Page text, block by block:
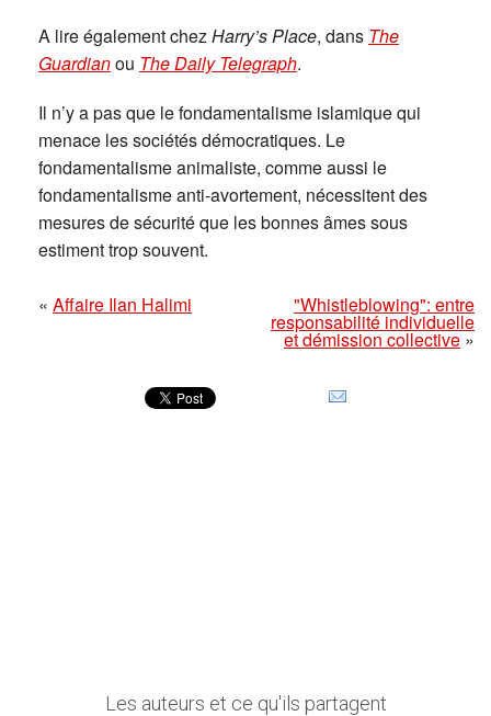
A lire également chez Harry’s Place, dans The
Guardianou The Daily Telegraph.
Il n’y a pas que le fondamentalisme islamique qui
menace les sociétés démocratiques. Le
fondamentalisme animaliste, comme aussi le
fondamentalisme anti-avortement, nécessitent des
mesures de sécurité que les bonnes âmes sous
estiment trop souvent.
« Affaire Ilan Halimi "Whistleblowing": entre
responsabilité individuelle
et démission collective»
Les auteurs et ce qu'ils partagent